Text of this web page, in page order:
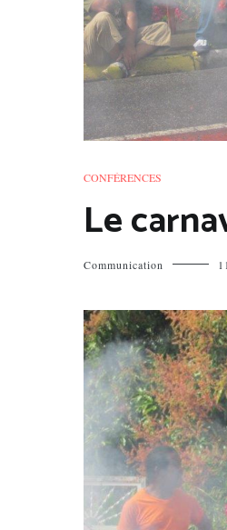
CONFÉRENCES
Le
Communication